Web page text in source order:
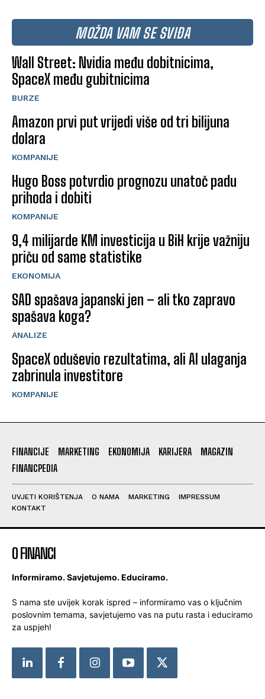
MOŽDA VAM SE SVIĐA
Wall Street: Nvidia među dobitnicima,
SpaceX među gubitnicima
BURZE
Amazon prvi put vrijedi više od tri bilijuna
dolara
KOMPANIJE
Hugo Boss potvrdio prognozu unatoč padu
prihoda i dobiti
KOMPANIJE
9,4 milijarde KM investicija u BiH krije važniju
priču od same statistike
EKONOMIJA
SAD spašava japanski jen – ali tko zapravo
spašava koga?
ANALIZE
SpaceX oduševio rezultatima, ali AI ulaganja
zabrinula investitore
KOMPANIJE
FINANCIJE MARKETING EKONOMIJA KARIJERA
MAGAZIN
FINANCPEDIA
UVJETI KORIŠTENJA O NAMA MARKETING
IMPRESSUM
KONTAKT
O FINANCI
Informiramo. Savjetujemo. Educiramo.
S nama ste uvijek korak ispred – informiramo vas o ključnim
poslovnim temama, savjetujemo vas na putu rasta i educiramo
za uspjeh!